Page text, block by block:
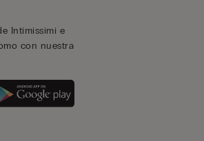
Intimissimi e
con nuestra